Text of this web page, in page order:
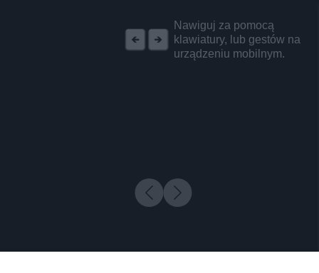
Nawiguj za pomocą
klawiatury, lub gestów na
urządzeniu mobilnym.